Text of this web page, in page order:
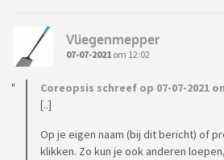
Vliegenmepper
07-07-2021 om 12:02
Coreopsis schreef op 07-07-2021
[..]
Op je eigen naam (bij dit bericht) of
klikken. Zo kun je ook anderen